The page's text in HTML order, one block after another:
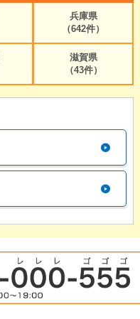
兵庫県
（642件）
滋賀県
（43件）